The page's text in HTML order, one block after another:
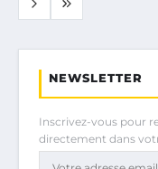
NEWSLETTER
Inscrivez-vous pour
directement dans